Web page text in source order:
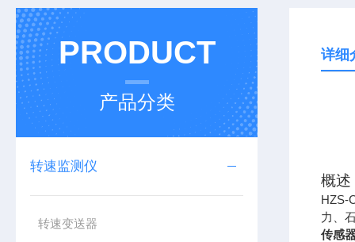
PRODUCT
产品分类
转速监测仪
转速变送器
详细
概述
HZS-
力、
传感